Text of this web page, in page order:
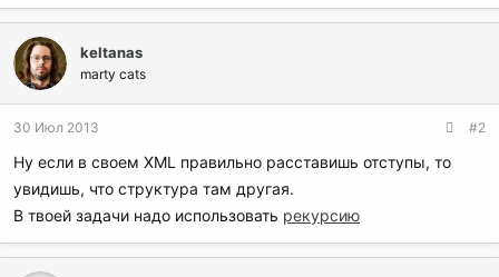
keltanas
marty cats
30 Июл 2013 #2
Ну если в своем XML правильно расставишь отступы, то
увидишь, что структура там другая.
В твоей задачи надо использовать рекурсию